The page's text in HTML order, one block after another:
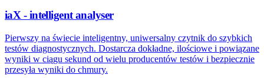
iaX - intelligent analyser
Pierwszy na świecie inteligentny, uniwersalny czytnik do szybkich
testów diagnostycznych. Dostarcza dokładne, ilościowe i powiązane
wyniki w ciągu sekund od wielu producentów testów i bezpiecznie
przesyła wyniki do chmury.